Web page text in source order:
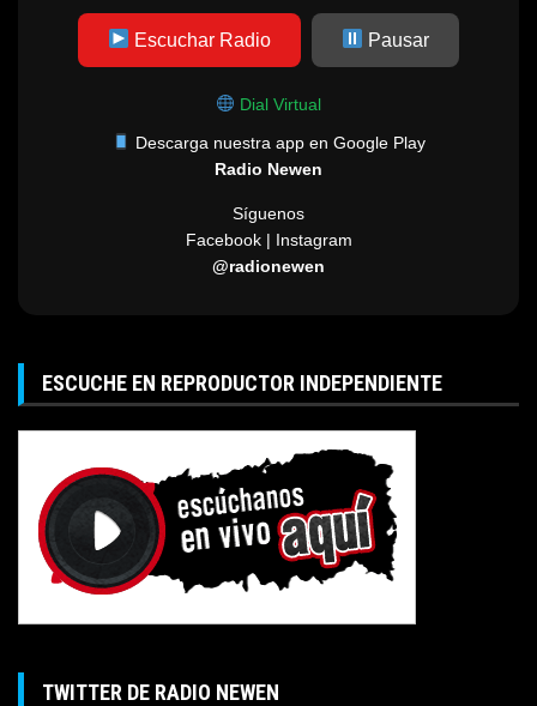
Escuchar Radio Pausar
Dial Virtual
Descarga nuestra app en Google Play
Radio Newen
Síguenos
Facebook | Instagram
@radionewen
ESCUCHE EN REPRODUCTOR INDEPENDIENTE
TWITTER DE RADIO NEWEN